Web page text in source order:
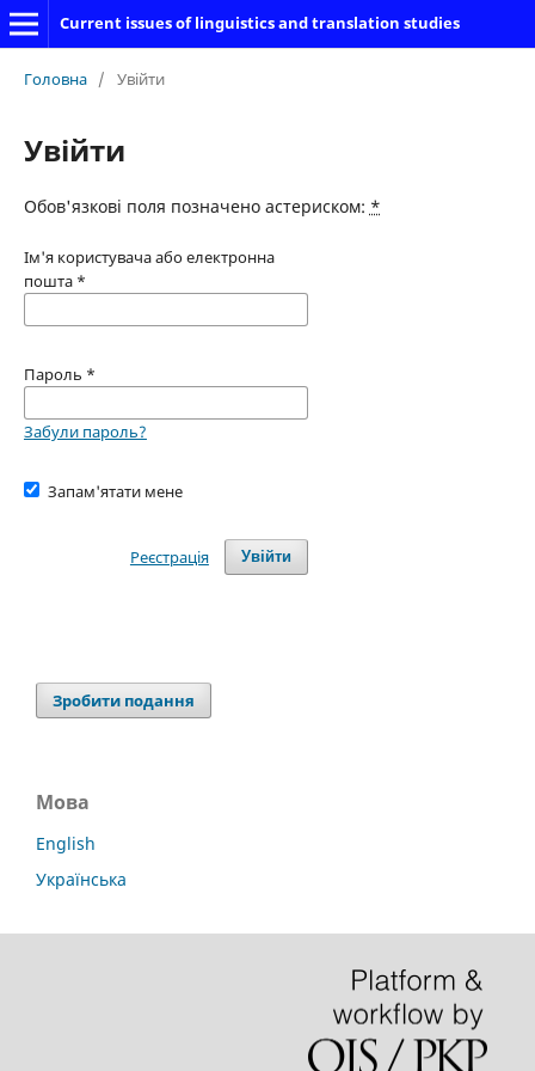
Current issues of linguistics and translation studies
Головна / Увійти
Увійти
Обов'язкові поля позначено астериском: *
Ім'я користувача або електронна
пошта *
Пароль *
Забули пароль?
Запам'ятати мене
Увійти
Реєстрація
Зробити подання
Мова
English
Українська